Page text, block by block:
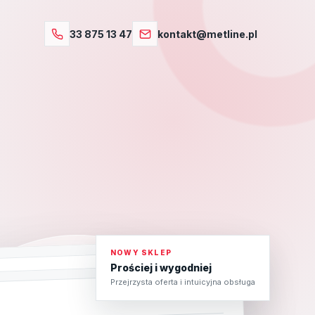
33 875 13 47 kontakt@metline.pl
NOWY SKLEP
Prościej i wygodniej
Przejrzysta oferta i intuicyjna obsługa